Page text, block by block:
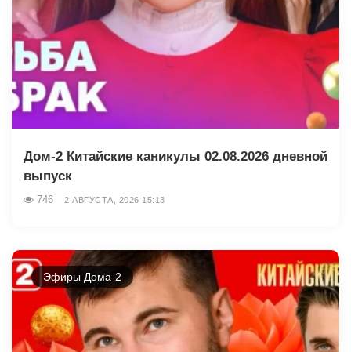
Дом-2 Китайские каникулы 02.08.2026 дневной
выпуск
746 2 АВГУСТА, 2026 15:13
Эфиры Дома-2